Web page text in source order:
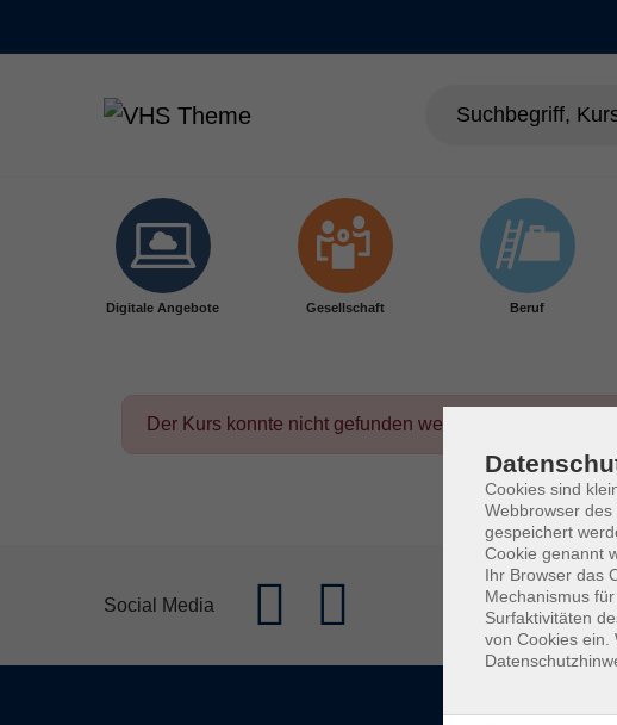
Digitale Angebote Gesellschaft Beruf
Der Kurs konnte nicht gefunden werden.
Social Media
Cookies sind
Webbrowser
gespeichert
Cookie genannt
Ihr Browser das
Mechanismus
Surfaktivitäten
von Cookies ein.